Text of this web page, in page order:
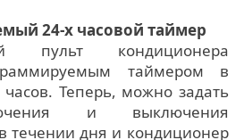
24-х часовой таймер
пульт кондиционера
таймером в
Теперь, можно задать
и выключения
течении дня и кондиционер